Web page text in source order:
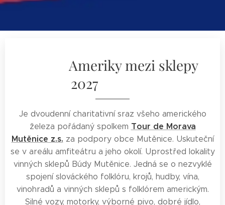
Ameriky mezi sklepy
2027
Je dvoudenní charitativní sraz všeho amerického
železa pořádaný spolkem Tour de Morava
Mutěnice z.s. za podpory obce Mutěnice. Uskuteční
se v areálu amfiteátru a jeho okolí. Uprostřed lokality
vinných sklepů Búdy Mutěnice. Jedná se o nezvyklé
spojení slováckého folklóru, krojů, hudby, vína,
vinohradů a vinných sklepů s folklórem americkým.
Silné vozy, motorky, výborné pivo, dobré jídlo,